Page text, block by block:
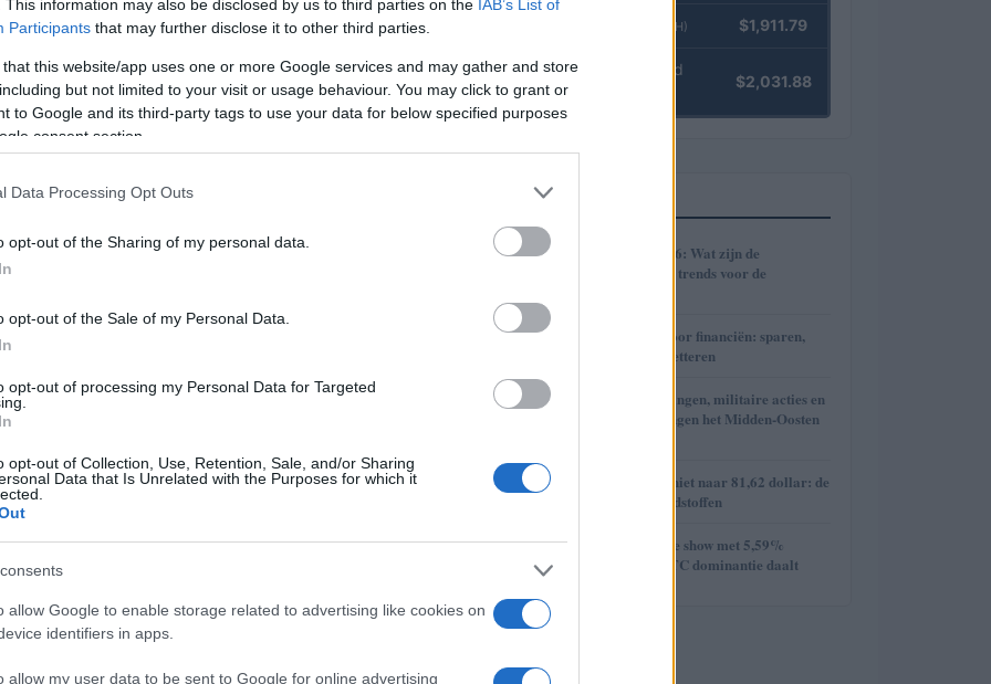
This information may also be disclosed by us to third parties on the IAB’s List of
Participants that may further disclose it to other third parties.
that this website/app uses one or more Google services and may gather and store
but not limited to your visit or usage behaviour. You may click to grant or
to Google and its third-party tags to use your data for below specified purposes
consent section.
Data Processing Opt Outs
opt-out of the Sharing of my personal data.
opt-out of the Sale of my Personal Data.
opt-out of processing my Personal Data for Targeted
opt-out of Collection, Use, Retention, Sale, and/or Sharing
Data that Is Unrelated with the Purposes for which it
allow Google to enable storage related to advertising like cookies on
identifiers in apps.
allow my user data to be sent to Google for online advertising
de oude twijfels weer aanwakkert.
opduikt
het niets: er bestaat al decennialang een groep
over nationale grondstoffen. De directe aanleiding
die naar verluidt voor minstens 40 miljoen
incident voedt politieke en publieke zorgen, en
bewaakte opslag en administratieve
aannames als actuele feiten een rol.
Staten enorme hoeveelheden goud
een van de grootste bezitters wereldwijd. Deze
gemaakt, maar juist die semi-mythologische status
dat niet al het opgegeven goud daadwerkelijk
dan zeven decennia geen volledige audit is
(ETH) $1,911.79
kpk ETH Yield
(KPK ETH YIELD)
$2,031.88
MEEST GELEZEN
1
Cryptomarkt 2026: Wat zijn de
verwachtingen en trends voor de
2
Praktische gids voor financiën: sparen,
beleggen en budgetteren
3
Hoe onderhandelingen, militaire acties en
regionale spanningen het Midden-Oosten
4
Brent olieprijs schiet naar 81,62 dollar: de
week van de grondstoffen
5 Ethereum steelt de show met 5,59%
stijging terwijl BTC dominantie daalt